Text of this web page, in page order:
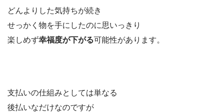
どんよりした気持ちが続き
せっかく物を手にしたのに思いっきり
楽しめず幸福度が下がる可能性があります。
支払いの仕組みとしては単なる
後払いなだけなのですが